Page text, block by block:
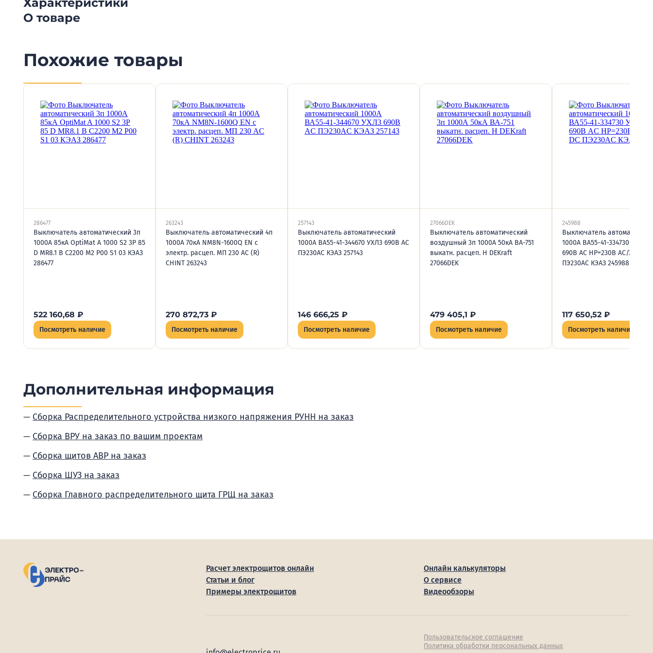
О товаре
Похожие товары
286477
Выключатель автоматический 3п
1000А 85кА OptiMat A 1000 S2 3P 85
D MR8.1 B C2200 M2 P00 S1 03 КЭАЗ
286477
522 160,68 ₽
Посмотреть наличие
263243
Выключатель автоматический 4п
1000А 70кА NM8N-1600Q EN с
электр. расцеп. МП 230 AC (R)
CHINT 263243
270 872,73 ₽
Посмотреть наличие
257143
Выключатель автоматический
1000А ВА55-41-344670 УХЛ3 690В AC
ПЭ230AC КЭАЗ 257143
146 666,25 ₽
Посмотреть наличие
27066DEK
Выключатель автоматический
воздушный 3п 1000А 50кА ВА-751
выкатн. расцеп. Н DEKraft
27066DEK
479 405,1 ₽
Посмотреть наличие
245988
Выключатель
1000А ВА55-41-334730 УХЛ3
690В AC НР=230В AC/220В
ПЭ230AC КЭАЗ 245988
117 650,52 ₽
Посмотреть наличие
Дополнительная информация
Сборка Распределительного устройства низкого напряжения РУНН на заказ
Сборка ВРУ на заказ по вашим проектам
Сборка щитов АВР на заказ
Сборка ШУЗ на заказ
Сборка Главного распределительного щита ГРЩ на заказ
Расчет электрощитов онлайн
Онлайн калькуляторы
Статьи и блог
О сервисе
Примеры электрощитов
Видеообзоры
Пользовательское соглашение
Политика обработки персональных данных